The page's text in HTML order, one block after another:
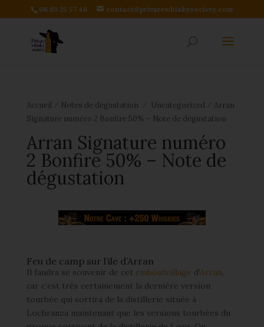
06 83 25 57 46 contact@privatewhiskysociety.com
Accueil Notes de dégustation Uncategorized
Arran
Signature numéro 2 Bonfire 50% – Note de dégustation
Arran Signature numéro
2 Bonfire 50% – Note de
dégustation
Feu de camp sur l’ile d’Arran
Il faudra se souvenir de cet embouteillage d’Arran,
car c’est très certainement la dernière version
tourbée qui sortira de la distillerie située à
Lochranza maintenant que les versions tourbées du